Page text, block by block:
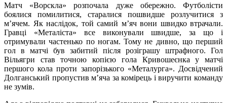
Матч «Ворскла» розпочала дуже обережно. Футболісти
боялися помилитися, старалися пошвидше розлучитися з
м’ячем. Як наслідок, той самий м’яч вони швидко втрачали.
Гравці «Металіста» все виконували швидше, за що і
отримували частенько по ногам. Тому не дивно, що перший
гол в матчі був забитий після розіграшу штрафного. Гол
Вільягри став точною копією гола Кривошеєнка у матчі
першого кола проти запорізького «Металурга». Досвідчений
Долганський пропустив м’яча за комірець і виручити команду
не зумів.